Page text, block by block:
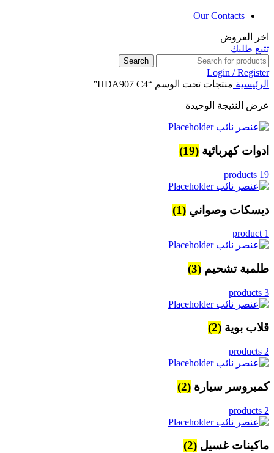
Our Contacts
اخر العروض
تتبع طلبك
Search
Login / Register
الرئيسية منتجات تحت الوسم “HDA907 C4”
عرض النتيجة الوحيدة
ادوات كهربائية (19)
19 products
ديسكات وصواني (1)
1 product
طلمبة تشحيم (3)
3 products
قلاب بوية (2)
2 products
كمبروسر سيارة (2)
2 products
ماكينات غسيل (2)